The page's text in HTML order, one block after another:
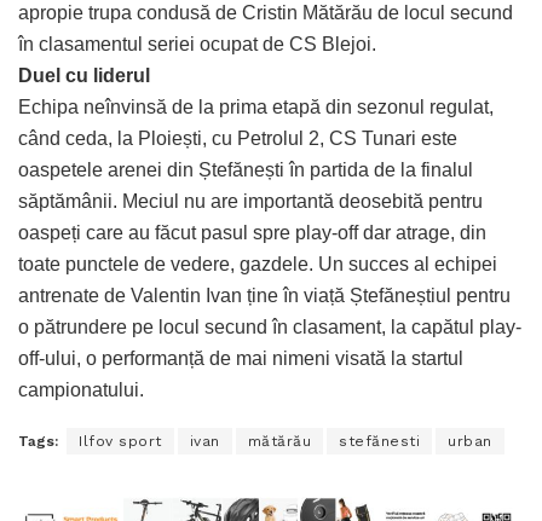
apropie trupa condusă de Cristin Mătărău de locul secund
în clasamentul seriei ocupat de CS Blejoi.
Duel cu liderul
Echipa neînvinsă de la prima etapă din sezonul regulat,
când ceda, la Ploiești, cu Petrolul 2, CS Tunari este
oaspetele arenei din Ștefănești în partida de la finalul
săptămânii. Meciul nu are importantă deosebită pentru
oaspeți care au făcut pasul spre play-off dar atrage, din
toate punctele de vedere, gazdele. Un succes al echipei
antrenate de Valentin Ivan ține în viață Ștefăneștiul pentru
o pătrundere pe locul secund în clasament, la capătul play-
off-ului, o performanță de mai nimeni visată la startul
campionatului.
Tags: Ilfov sport ivan mătărău stefănesti urban